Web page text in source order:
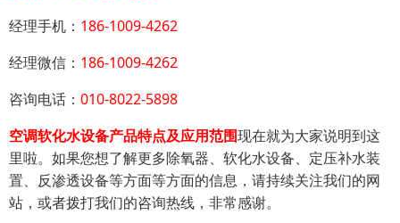
经理手机： 186-1009-4262
经理微信： 186-1009-4262
咨询电话： 010-8022-5898
空调软化水设备产品特点及应用范围现在就为大家说明到这
里啦。如果您想了解更多除氧器、软化水设备、定压补水装
置、反渗透设备等方面等方面的信息，请持续关注我们的网
站，或者拨打我们的咨询热线，非常感谢。